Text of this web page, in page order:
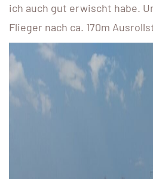
ich auch gut erwischt habe.
Flieger nach ca. 170m